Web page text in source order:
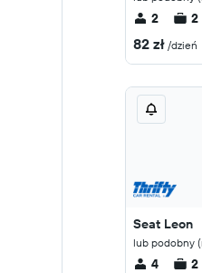
2 2
82 zł /dzień
Seat Leon
lub podobny
4 2